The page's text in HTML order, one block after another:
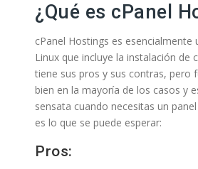
¿Qué es cPanel
cPanel Hostings es esencialmente
Linux que incluye la instalación de
tiene sus pros y sus contras, pero
bien en la mayoría de los casos y
sensata cuando necesitas un
es lo que se puede esperar:
Pros: